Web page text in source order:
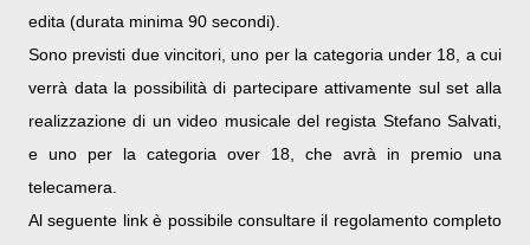
edita (durata minima 90 secondi).
Sono previsti due vincitori, uno per la categoria under 18, a cui
verrà data la possibilità di partecipare attivamente sul set alla
realizzazione di un video musicale del regista Stefano Salvati,
e uno per la categoria over 18, che avrà in premio una
telecamera.
Al seguente link è possibile consultare il regolamento completo